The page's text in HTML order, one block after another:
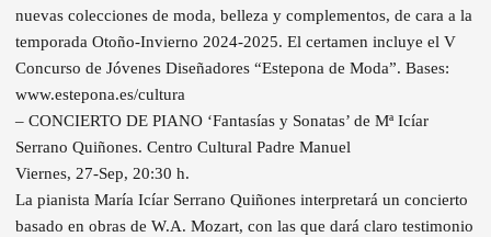
nuevas colecciones de moda, belleza y complementos, de cara a la
temporada Otoño-Invierno 2024-2025. El certamen incluye el V
Concurso de Jóvenes Diseñadores “Estepona de Moda”. Bases:
www.estepona.es/cultura
– CONCIERTO DE PIANO ‘Fantasías y Sonatas’ de Mª Icíar
Serrano Quiñones. Centro Cultural Padre Manuel
Viernes, 27-Sep, 20:30 h.
La pianista María Icíar Serrano Quiñones interpretará un concierto
basado en obras de W.A. Mozart, con las que dará claro testimonio